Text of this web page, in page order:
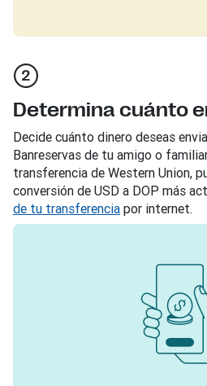
Determina cuánto
Decide cuánto dinero deseas
Banreservas de tu amigo o
transferencia de Western Union,
conversión de USD a DOP más
de tu transferencia por internet.